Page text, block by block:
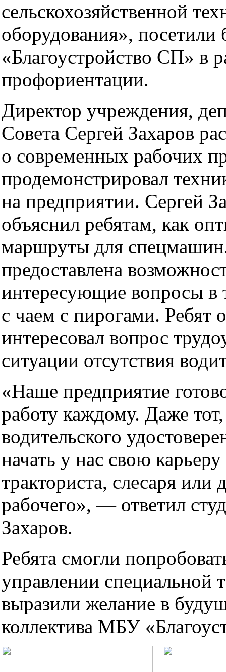
сельскохозяйственной
оборудования»,
«Благоустройство СП» в
профориентации.
Директор учреждения,
Совета Сергей Захаров
о современных рабочих
продемонстрировал
на предприятии. Сергей
объяснил ребятам, как
маршруты для
предоставлена
интересующие вопросы в
с чаем с пирогами. Ребят
интересовал вопрос
ситуации отсутствия
«Наше предприятие
работу каждому. Даже
водительского
начать у нас свою
тракториста, слесаря или
рабочего», — ответил
Захаров.
Ребята смогли
управлении специальной
выразили желание в
коллектива МБУ